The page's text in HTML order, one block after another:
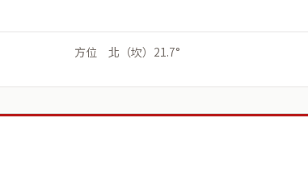
方位 北（坎）21.7°